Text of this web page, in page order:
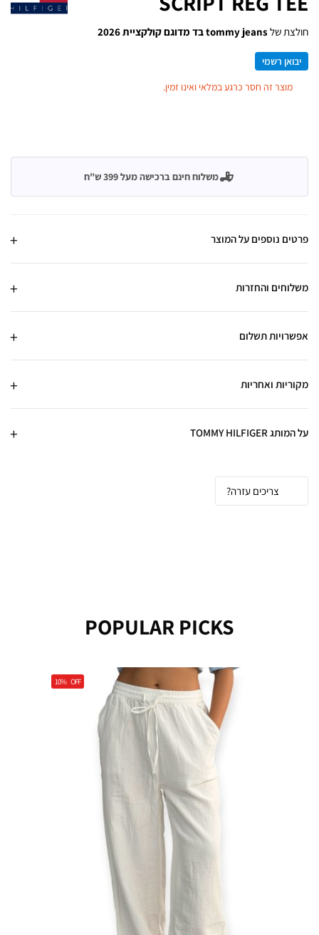
חולצת שלtommy jeans בד מדוגם קולקציית 2026
יבואן רשמי
מוצר זה חסר כרגע במלאי ואינו זמין.
משלוח חינם ברכישה מעל 399 ש"ח
פרטים נוספים על המוצר
משלוחים והחזרות
אפשרויות תשלום
מקוריות ואחריות
על המותג TOMMY HILFIGER
צריכים עזרה?
POPULAR PICKS
10% OFF